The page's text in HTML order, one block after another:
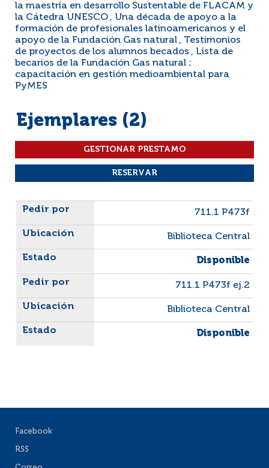
la maestría en desarrollo Sustentable de FLACAM y
la Cátedra UNESCO , Una década de apoyo a la
formación de profesionales latinoamericanos y el
apoyo de la Fundación Gas natural , Testimonios
de proyectos de los alumnos becados , Lista de
becarios de la Fundación Gas natural ;
capacitación en gestión medioambiental para
PyMES
Ejemplares (2)
Liste des exemplaires
711.1 P473f
Biblioteca Central
Disponible
711.1 P473f ej.2
Biblioteca Central
Disponible
Facebook
RSS